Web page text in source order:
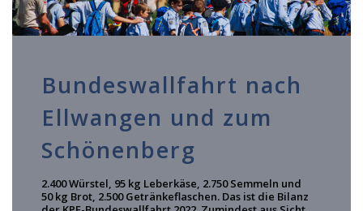
Bundeswallfahrt nach
Ellwangen und zum
Schönenberg
2.400 Würstel, 95 kg Leberkäse, 2.750 Semmeln und
50 kg Brot, 2.500 Getränkeflaschen. Das ist die Bilanz